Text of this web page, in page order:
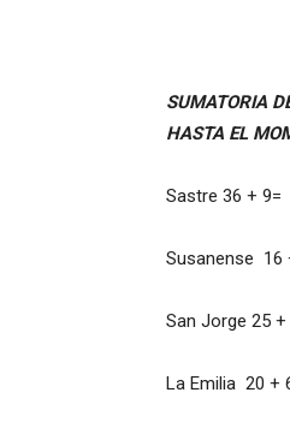
SUMATORIA
HASTA EL
Sastre 36 + 9=
Susanense 16
San Jorge 25 +
La Emilia 20 +